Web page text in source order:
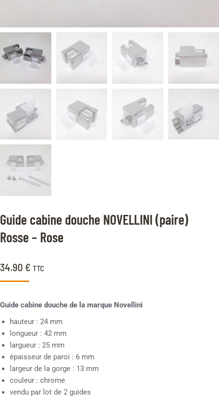
Guide cabine douche NOVELLINI (paire)
Rosse – Rose
34.90 € TTC
Guide cabine douche de la marque Novellini
hauteur : 24 mm
longueur : 42 mm
largueur : 25 mm
épaisseur de paroi : 6 mm
largeur de la gorge : 13 mm
couleur : chrome
vendu par lot de 2 guides